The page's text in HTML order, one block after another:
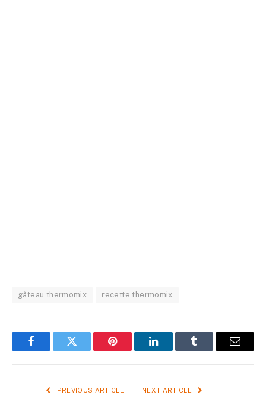
gâteau thermomix recette thermomix
FacebookTwitter Pinterest LinkedInTumblr Email
PREVIOUS ARTICLE NEXT ARTICLE